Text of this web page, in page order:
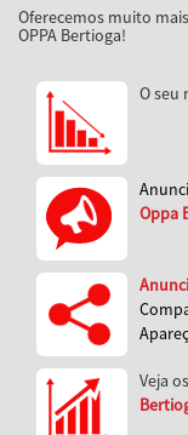
Oferecemos muito
OPPA Bertioga!
O seu
Oppa
Veja